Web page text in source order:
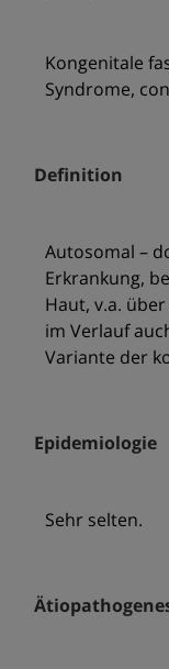
Kongenitale
Syndrome,
Definition
Autosomal –
Erkrankung,
Haut, v.a.
im Verlauf
Variante der
Epidemiologie
Sehr selten.